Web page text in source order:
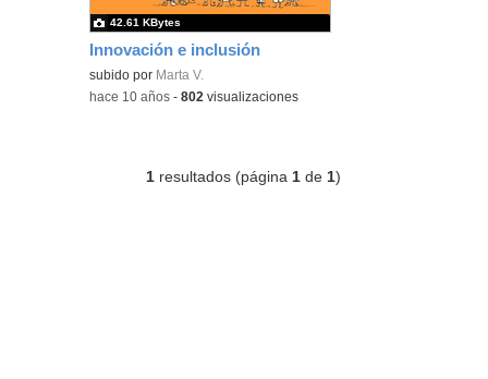
Innovación e inclusión
subido por Marta V.
42.61 KBytes
-hace 10 años -802 visualizaciones
1 resultados (página 1 de 1)